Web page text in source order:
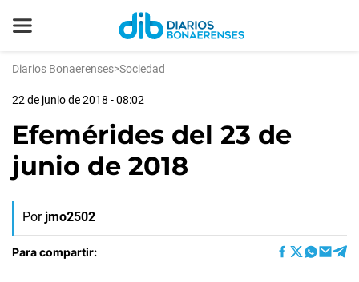
Diarios Bonaerenses>Sociedad
22 de junio de 2018 - 08:02
Efemérides del 23 de
junio de 2018
Por jmo2502
Para compartir: